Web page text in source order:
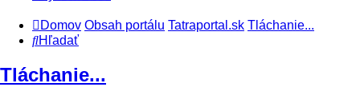
Domov Obsah portálu Tatraportal.sk Tláchanie...
Hľadať
Tláchanie...